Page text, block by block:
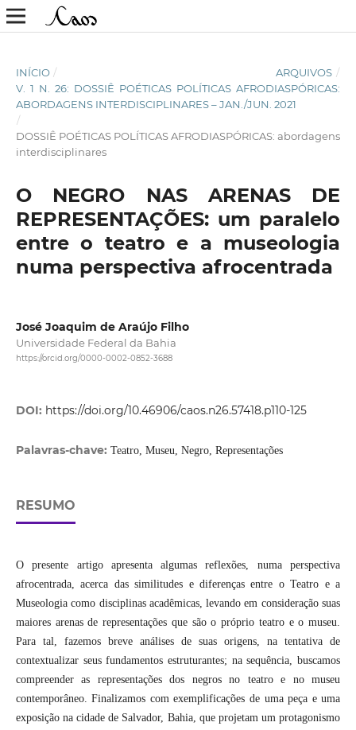
INÍCIO / ARQUIVOS /
V. 1 N. 26: DOSSIÊ POÉTICAS POLÍTICAS AFRODIASPÓRICAS:
ABORDAGENS INTERDISCIPLINARES – JAN./JUN. 2021
/
DOSSIÊ POÉTICAS POLÍTICAS AFRODIASPÓRICAS: abordagens
interdisciplinares
O NEGRO NAS ARENAS DE
REPRESENTAÇÕES: um paralelo
entre o teatro e a museologia
numa perspectiva afrocentrada
José Joaquim de Araújo Filho
Universidade Federal da Bahia
https://orcid.org/0000-0002-0852-3688
DOI: https://doi.org/10.46906/caos.n26.57418.p110-125
Palavras-chave: Teatro, Museu, Negro, Representações
RESUMO
O presente artigo apresenta algumas reflexões, numa perspectiva
afrocentrada, acerca das similitudes e diferenças entre o Teatro e a
Museologia como disciplinas acadêmicas, levando em consideração suas
maiores arenas de representações que são o próprio teatro e o museu.
Para tal, fazemos breve análises de suas origens, na tentativa de
contextualizar seus fundamentos estruturantes; na sequência, buscamos
compreender as representações dos negros no teatro e no museu
contemporâneo. Finalizamos com exemplificações de uma peça e uma
exposição na cidade de Salvador, Bahia, que projetam um protagonismo